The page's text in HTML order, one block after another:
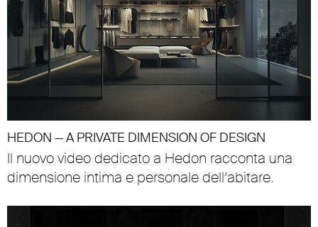
HEDON — A PRIVATE DIMENSION OF DESIGN
Il nuovo video dedicato a Hedon racconta una
dimensione intima e personale dell’abitare.